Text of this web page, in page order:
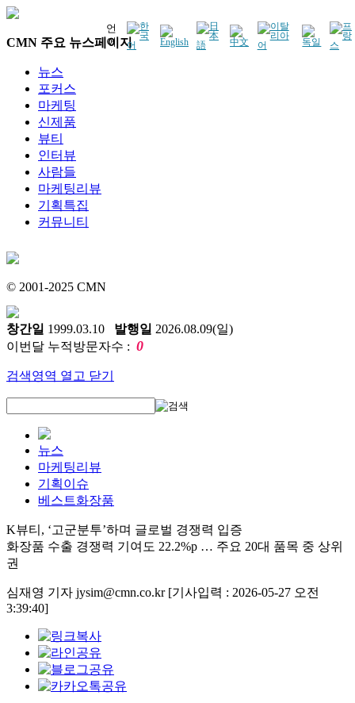
언
어
CMN 주요 뉴스페이지
뉴스
포커스
마케팅
신제품
뷰티
인터뷰
사람들
마케팅리뷰
기획특집
커뮤니티
© 2001-2025 CMN
창간일 1999.03.10 발행일 2026.08.09(일)
이번달 누적방문자수 : 0
검색영역 열고 닫기
뉴스
마케팅리뷰
기획이슈
베스트화장품
K뷰티, ‘고군분투’하며 글로벌 경쟁력 입증
화장품 수출 경쟁력 기여도 22.2%p … 주요 20대 품목 중 상위
권
심재영 기자 jysim@cmn.co.kr [기사입력 : 2026-05-27 오전
3:39:40]